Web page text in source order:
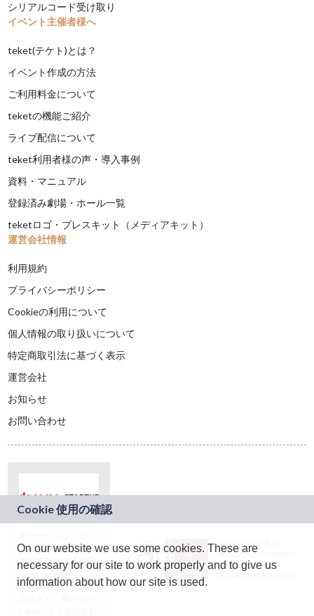
シリアルコード受け取り
イベント主催者様へ
teket(テケト)とは？
イベント作成の方法
ご利用料金について
teketの機能ご紹介
ライブ配信について
teket利用者様の声・導入事例
資料・マニュアル
登録済み劇場・ホール一覧
teketロゴ・プレスキット（メディアキット）
運営会社情報
利用規約
プライバシーポリシー
Cookieの利用について
個人情報の取り扱いについて
特定商取引法に基づく表示
運営会社
お知らせ
お問い合わせ
ドコモグループの新
規事業創出プログラ
ム「docomo
STARTUP」を通じて
JASRAC許諾番号：
9024936001Y45037
JASRAC許諾番号：
On our website we use some cookies. These are
necessary for our site to work properly and to give us
information about how our site is used.